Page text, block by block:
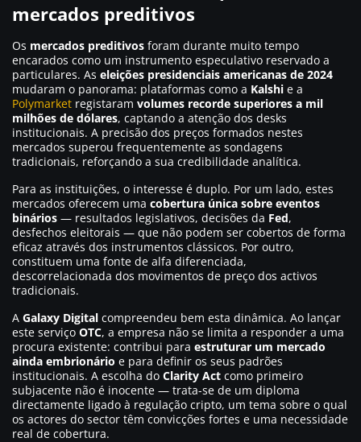
mercados preditivos
Os mercados preditivos foram durante muito tempo
encarados como um instrumento especulativo reservado a
particulares. As eleições presidenciais americanas de 2024
mudaram o panorama: plataformas como a Kalshi e a
Polymarket registaram volumes recorde superiores a mil
milhões de dólares, captando a atenção dos desks
institucionais. A precisão dos preços formados nestes
mercados superou frequentemente as sondagens
tradicionais, reforçando a sua credibilidade analítica.
Para as instituições, o interesse é duplo. Por um lado, estes
mercados oferecem uma cobertura única sobre eventos
binários — resultados legislativos, decisões da Fed,
desfechos eleitorais — que não podem ser cobertos de forma
eficaz através dos instrumentos clássicos. Por outro,
constituem uma fonte de alfa diferenciada,
descorrelacionada dos movimentos de preço dos activos
tradicionais.
A Galaxy Digital compreendeu bem esta dinâmica. Ao lançar
este serviço OTC, a empresa não se limita a responder a uma
procura existente: contribui para estruturar um mercado
ainda embrionário e para definir os seus padrões
institucionais. A escolha do Clarity Act como primeiro
subjacente não é inocente — trata-se de um diploma
directamente ligado à regulação cripto, um tema sobre o qual
os actores do sector têm convicções fortes e uma necessidade
real de cobertura.